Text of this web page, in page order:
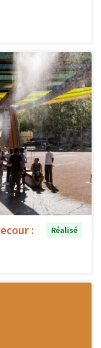
:
Réalisé